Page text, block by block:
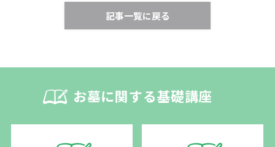
記事一覧に戻る
お墓に関する基礎講座